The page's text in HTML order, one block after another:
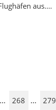
aus.…
… 268 … 279